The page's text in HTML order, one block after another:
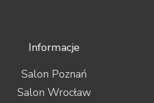
Informacje
Salon Poznań
Salon Wrocław